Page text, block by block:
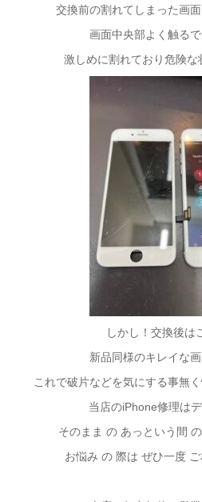
交換前の割れてしまった画
画面中央部よく触る
激しめに割れており危険な
しかし！交換後は
新品同様のキレイな
これで破片などを気にする事無
当店のiPhone修理は
そのまま の あっという間
お悩み の 際は ぜひ一度